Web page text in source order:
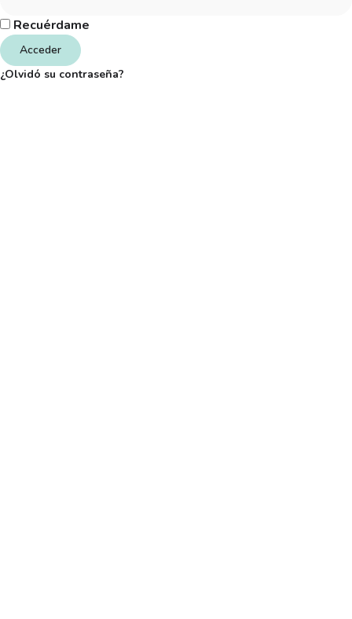
Recuérdame
Acceder
¿Olvidó su contraseña?